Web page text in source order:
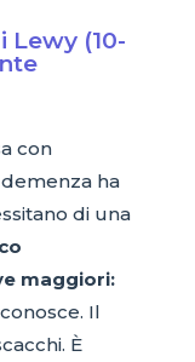
Lewy (10-
con
ha
di una
maggiori:
Il
È